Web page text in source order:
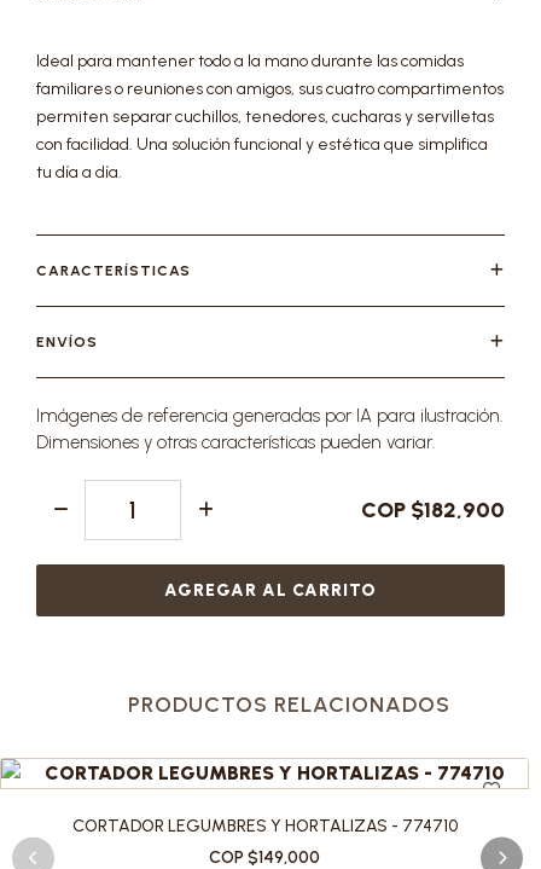
Ideal para mantener todo a la mano durante las comidas
familiares o reuniones con amigos, sus cuatro compartimentos
permiten separar cuchillos, tenedores, cucharas y servilletas
con facilidad. Una solución funcional y estética que simplifica
tu día a día.
CARACTERÍSTICAS
ENVÍOS
Imágenes de referencia generadas por IA para ilustración.
Dimensiones y otras características pueden variar.
COP $182,900
AGREGAR AL CARRITO
PRODUCTOS RELACIONADOS
CORTADOR LEGUMBRES Y HORTALIZAS - 774710
COP $149,000